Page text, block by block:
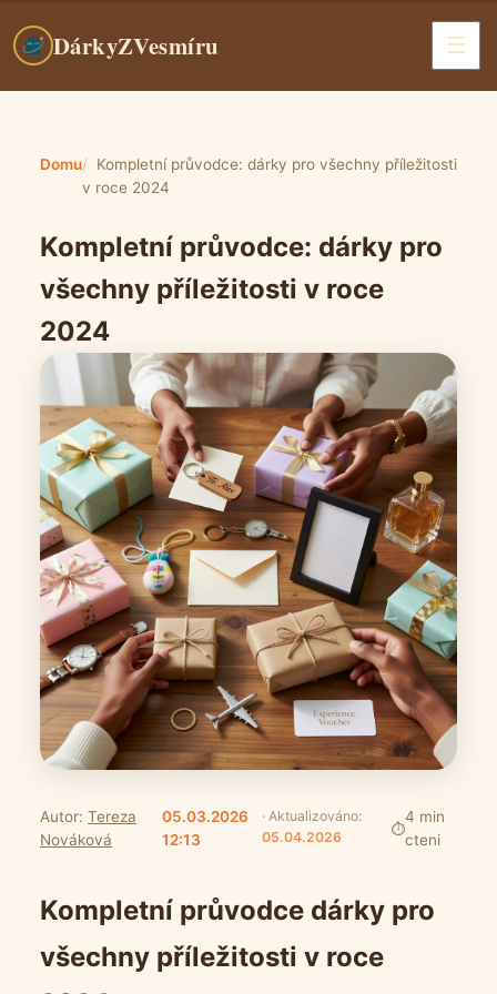
DárkyZVesmíru
Domu
Kompletní průvodce: dárky pro všechny příležitosti
v roce 2024
Kompletní průvodce: dárky pro
všechny příležitosti v roce
2024
Autor: Tereza
Nováková
05.03.2026
12:13
· Aktualizováno:
05.04.2026
4 min
cteni
Kompletní průvodce dárky pro
všechny příležitosti v roce